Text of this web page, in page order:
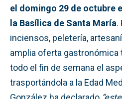
el domingo 29 de octubre
la Basílica de Santa María.
inciensos, peletería,
amplia oferta
todo el fin de semana el
trasportándola a la Edad